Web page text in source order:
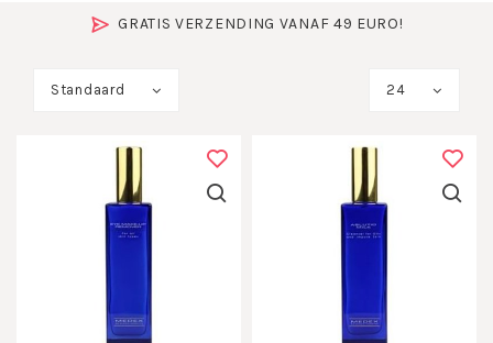
GRATIS VERZENDING VANAF 49 EURO!
Standaard 24